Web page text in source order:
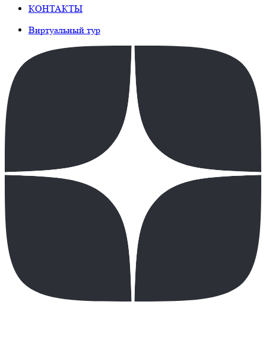
КОНТАКТЫ
Виртуальный тур